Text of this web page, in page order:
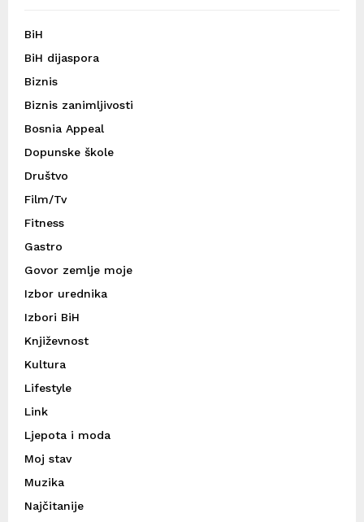
BiH
BiH dijaspora
Biznis
Biznis zanimljivosti
Bosnia Appeal
Dopunske škole
Društvo
Film/Tv
Fitness
Gastro
Govor zemlje moje
Izbor urednika
Izbori BiH
Književnost
Kultura
Lifestyle
Link
Ljepota i moda
Moj stav
Muzika
Najčitanije